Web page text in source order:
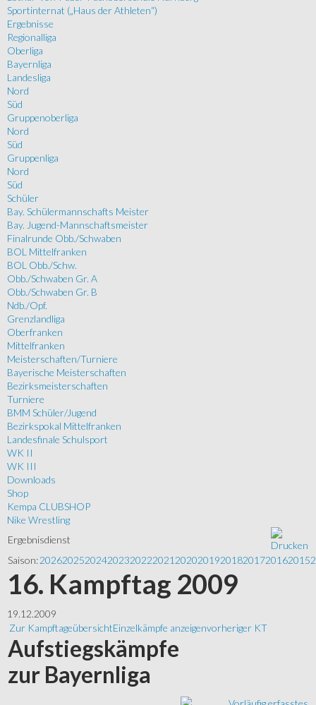
Sportinternat („Haus der Athleten“)
Ergebnisse
Regionalliga
Oberliga
Bayernliga
Landesliga
Nord
Süd
Gruppenoberliga
Nord
Süd
Gruppenliga
Nord
Süd
Schüler
Bay. Schülermannschafts Meister
Bay. Jugend-Mannschaftsmeister
Finalrunde Obb./Schwaben
BOL Mittelfranken
BOL Obb./Schw.
Obb./Schwaben Gr. A
Obb./Schwaben Gr. B
Ndb./Opf.
Grenzlandliga
Oberfranken
Mittelfranken
Meisterschaften/Turniere
Bayerische Meisterschaften
Bezirksmeisterschaften
Turniere
BMM Schüler/Jugend
Bezirkspokal Mittelfranken
Landesfinale Schulsport
WK II
WK III
Downloads
Shop
Kempa CLUBSHOP
Nike Wrestling
Ergebnisdienst
Saison:202620252024202320222021 202020192018201720162015
16. Kampftag 2009
19.12.2009
Zur KampftageübersichtEinzelkämpfe anzeigenvorheriger KT
Aufstiegskämpfe
zur Bayernliga